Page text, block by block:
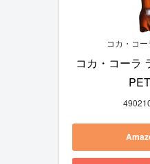
コカ・コ
コカ・コーラ